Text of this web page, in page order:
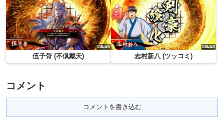
伍子胥 (不倶戴天) 志村新八 (ツッコミ)
コメント
コメントを書き込む